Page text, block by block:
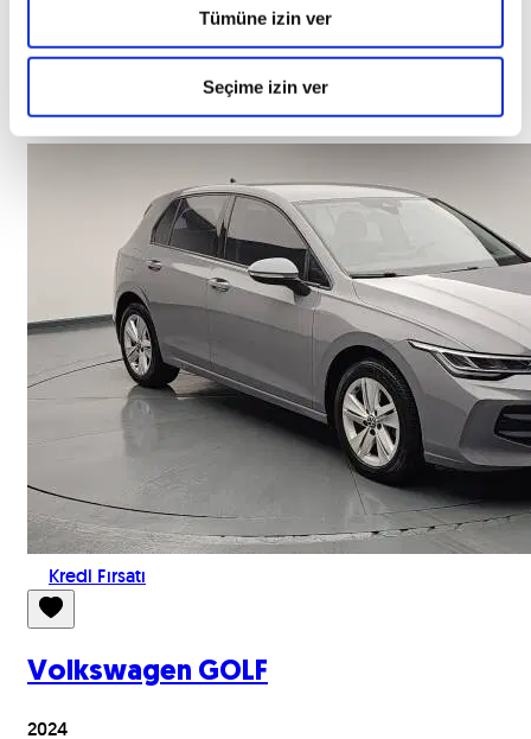
Tümüne izin ver
Seçime izin ver
Kredi Fırsatı
Volkswagen GOLF
2024